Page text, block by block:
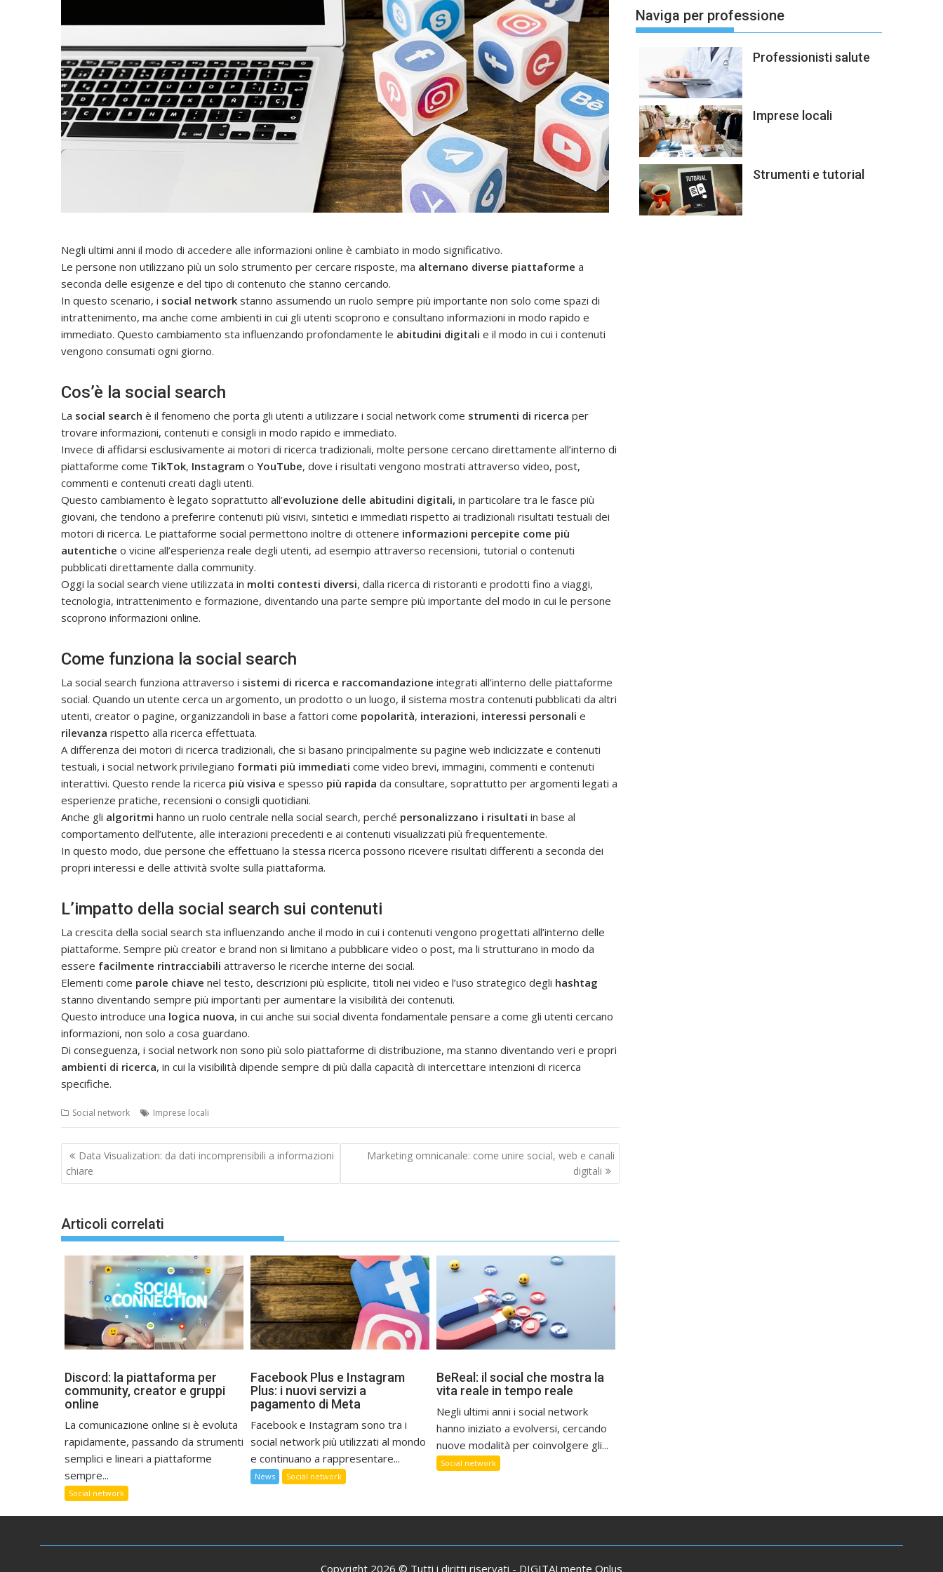
Negli ultimi anni il modo di accedere alle informazioni online è cambiato in modo significativo.
Le persone non utilizzano più un solo strumento per cercare risposte, ma alternano diverse piattaforme a
seconda delle esigenze e del tipo di contenuto che stanno cercando.
In questo scenario, i social network stanno assumendo un ruolo sempre più importante non solo come spazi di
intrattenimento, ma anche come ambienti in cui gli utenti scoprono e consultano informazioni in modo rapido e
immediato. Questo cambiamento sta influenzando profondamente le abitudini digitali e il modo in cui i contenuti
vengono consumati ogni giorno.
Cos’è la social search
La social search è il fenomeno che porta gli utenti a utilizzare i social network come strumenti di ricerca per
trovare informazioni, contenuti e consigli in modo rapido e immediato.
Invece di affidarsi esclusivamente ai motori di ricerca tradizionali, molte persone cercano direttamente all’interno di
piattaforme come TikTok, Instagram o YouTube, dove i risultati vengono mostrati attraverso video, post,
commenti e contenuti creati dagli utenti.
Questo cambiamento è legato soprattutto all’evoluzione delle abitudini digitali, in particolare tra le fasce più
giovani, che tendono a preferire contenuti più visivi, sintetici e immediati rispetto ai tradizionali risultati testuali dei
motori di ricerca. Le piattaforme social permettono inoltre di ottenere informazioni percepite come più
autentiche o vicine all’esperienza reale degli utenti, ad esempio attraverso recensioni, tutorial o contenuti
pubblicati direttamente dalla community.
Oggi la social search viene utilizzata in molti contesti diversi, dalla ricerca di ristoranti e prodotti fino a viaggi,
tecnologia, intrattenimento e formazione, diventando una parte sempre più importante del modo in cui le persone
scoprono informazioni online.
Come funziona la social search
La social search funziona attraverso i sistemi di ricerca e raccomandazione integrati all’interno delle piattaforme
social. Quando un utente cerca un argomento, un prodotto o un luogo, il sistema mostra contenuti pubblicati da altri
utenti, creator o pagine, organizzandoli in base a fattori come popolarità, interazioni, interessi personali e
rilevanza rispetto alla ricerca effettuata.
A differenza dei motori di ricerca tradizionali, che si basano principalmente su pagine web indicizzate e contenuti
testuali, i social network privilegiano formati più immediati come video brevi, immagini, commenti e contenuti
interattivi. Questo rende la ricerca più visiva e spesso più rapida da consultare, soprattutto per argomenti legati a
esperienze pratiche, recensioni o consigli quotidiani.
Anche gli algoritmi hanno un ruolo centrale nella social search, perché personalizzano i risultati in base al
comportamento dell’utente, alle interazioni precedenti e ai contenuti visualizzati più frequentemente.
In questo modo, due persone che effettuano la stessa ricerca possono ricevere risultati differenti a seconda dei
propri interessi e delle attività svolte sulla piattaforma.
L’impatto della social search sui contenuti
La crescita della social search sta influenzando anche il modo in cui i contenuti vengono progettati all’interno delle
piattaforme. Sempre più creator e brand non si limitano a pubblicare video o post, ma li strutturano in modo da
essere facilmente rintracciabili attraverso le ricerche interne dei social.
Elementi come parole chiave nel testo, descrizioni più esplicite, titoli nei video e l’uso strategico degli hashtag
stanno diventando sempre più importanti per aumentare la visibilità dei contenuti.
Questo introduce una logica nuova, in cui anche sui social diventa fondamentale pensare a come gli utenti cercano
informazioni, non solo a cosa guardano.
Di conseguenza, i social network non sono più solo piattaforme di distribuzione, ma stanno diventando veri e propri
ambienti di ricerca, in cui la visibilità dipende sempre di più dalla capacità di intercettare intenzioni di ricerca
specifiche.
Social network Imprese locali
Navigazione
articoli
Data Visualization: da dati incomprensibili a informazioni
chiare
Marketing omnicanale: come unire social, web e canali
digitali
Articoli correlati
Discord: la piattaforma per
community, creator e gruppi
online
La comunicazione online si è evoluta
rapidamente, passando da strumenti
semplici e lineari a piattaforme
sempre...
Social network
Facebook Plus e Instagram
Plus: i nuovi servizi a
pagamento di Meta
Facebook e Instagram sono tra i
social network più utilizzati al mondo
e continuano a rappresentare...
News Social network
BeReal: il social che mostra la
vita reale in tempo reale
Negli ultimi anni i social network
hanno iniziato a evolversi, cercando
nuove modalità per coinvolgere gli...
Social network
Naviga per professione
Professionisti salute
Imprese locali
Strumenti e tutorial
Copyright 2026 © Tutti i diritti riservati - DIGITALmente Onlus